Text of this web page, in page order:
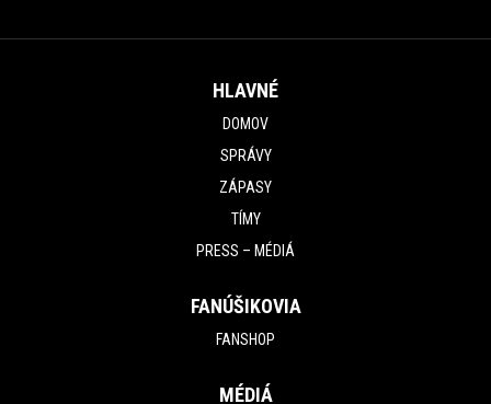
HLAVNÉ
DOMOV
SPRÁVY
ZÁPASY
TÍMY
PRESS – MÉDIÁ
FANÚŠIKOVIA
FANSHOP
MÉDIÁ